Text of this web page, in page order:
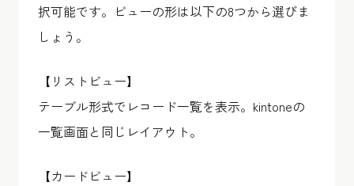
択可能です。ビューの形は以下の8つから選びま
しょう。
【リストビュー】
テーブル形式でレコード一覧を表示。kintoneの
一覧画面と同じレイアウト。
【カードビュー】